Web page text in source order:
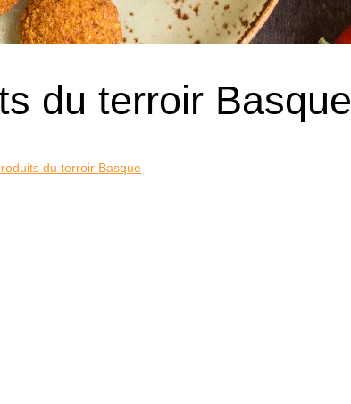
du terroir Basque
du terroir Basque